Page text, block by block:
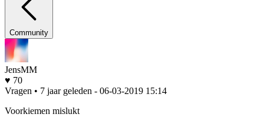
Community
JensMM
♥ 70
Vragen • 7 jaar geleden - 06-03-2019 15:14
Voorkiemen mislukt